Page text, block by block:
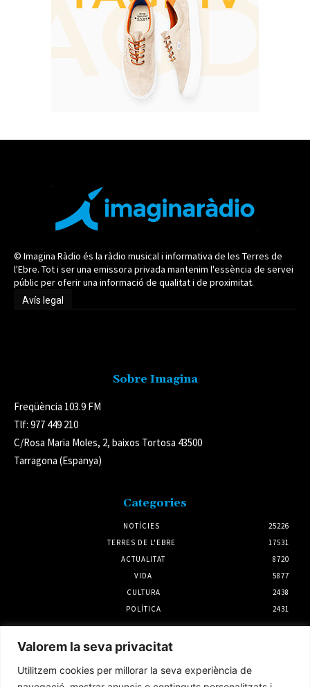
Valorem la seva privacitat
Utilitzem cookies per millorar la seva experiència de
© Imagina Ràdio és la ràdio musical i informativa de les Terres de
l'Ebre. Tot i ser una emissora privada mantenim l'essència de servei
públic per oferir una informació de qualitat i de proximitat.
Avís legal
Sobre Imagina
Freqüència 103.9 FM
Tlf: 977 449 210
C/Rosa Maria Moles, 2, baixos Tortosa 43500
Tarragona (Espanya)
Categories
NOTÍCIES
25226
TERRES DE L'EBRE
17531
ACTUALITAT
8720
VIDA
5877
CULTURA
2438
POLÍTICA
2431
Notícies
El Servei Meteorològic de Catalunya emet un
nou avís per intensitat de pluja per dilluns a